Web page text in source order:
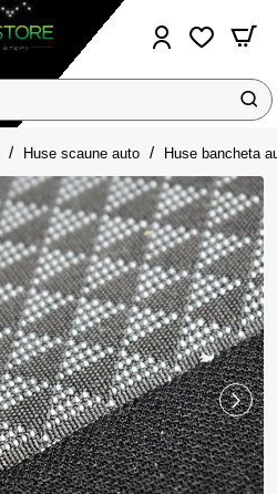
Huse scaune auto Huse bancheta